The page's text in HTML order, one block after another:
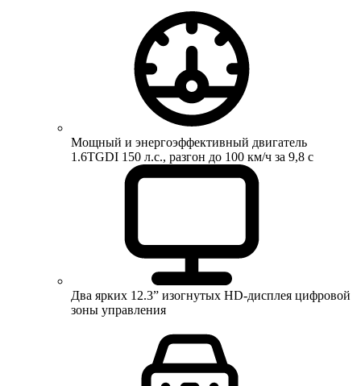
Мощный и энергоэффективный двигатель
1.6TGDI 150 л.с., разгон до 100 км/ч за 9,8 с
Два ярких 12.3” изогнутых HD-дисплея цифровой
зоны управления